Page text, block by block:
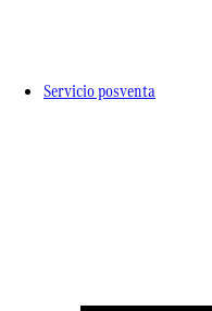
Servicio posventa